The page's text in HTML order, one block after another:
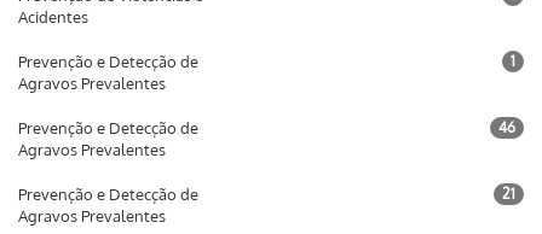
Acidentes
Prevenção e Detecção de
Agravos Prevalentes
1
Prevenção e Detecção de
Agravos Prevalentes
46
Prevenção e Detecção de
Agravos Prevalentes
21